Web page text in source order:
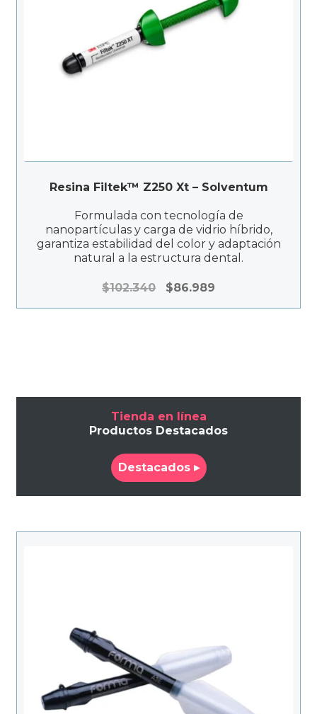
Resina Filtek™ Z250 Xt – Solventum
Formulada con tecnología de
nanopartículas y carga de vidrio híbrido,
garantiza estabilidad del color y adaptación
natural a la estructura dental.
$102.340
El$86.989El
Tienda en línea
Productos Destacados
Destacados ▸